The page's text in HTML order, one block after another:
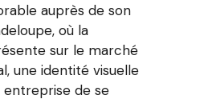
auprès de son
où la
sur le marché
une identité visuelle
de se